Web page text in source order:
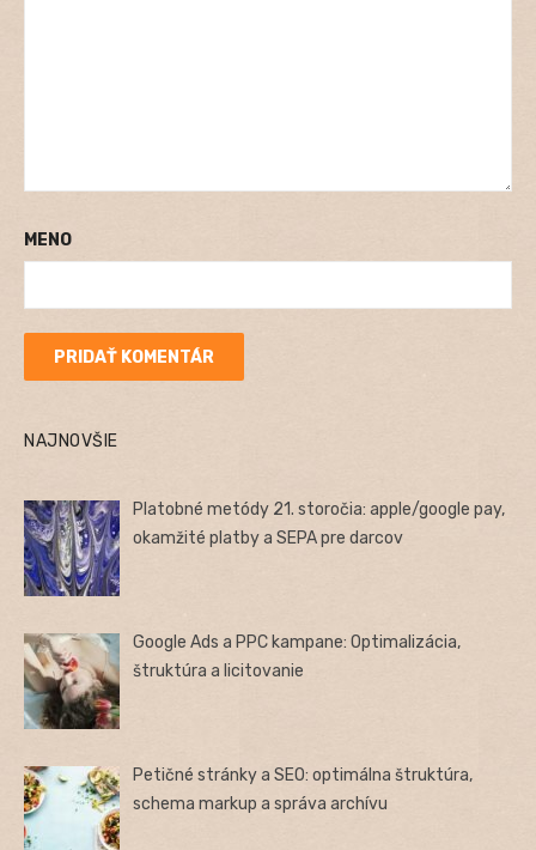
MENO
NAJNOVŠIE
Platobné metódy 21. storočia: apple/google pay,
okamžité platby a SEPA pre darcov
Google Ads a PPC kampane: Optimalizácia,
štruktúra a licitovanie
Petičné stránky a SEO: optimálna štruktúra,
schema markup a správa archívu